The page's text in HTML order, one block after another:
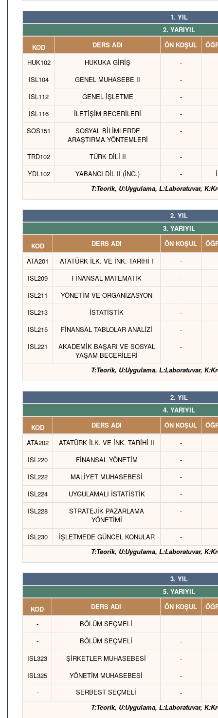
1. YIL
2. YARIYIL
KOD
DERS ADI ÖN KOŞUL
HUK102
HUKUKA GİRİŞ -
ISL104
GENEL MUHASEBE II -
ISL112
GENEL İŞLETME -
ISL116
İLETİŞİM BECERİLERİ -
SOS151
SOSYAL BİLİMLERDE
ARAŞTIRMA YÖNTEMLERİ
-
TRD102 TÜRK DİLİ II -
YDL102
YABANCI DİL II (İNG.) -
T:Teorik, U:Uygulama, L:Laboratuvar,
2. YIL
3. YARIYIL
KOD
DERS ADI ÖN KOŞUL
ATA201
ATATÜRK İLK. VE İNK. TARİHİ I -
ISL209
FİNANSAL MATEMATİK -
ISL211
YÖNETİM VE ORGANİZASYON -
ISL213
İSTATİSTİK -
ISL215
FİNANSAL TABLOLAR ANALİZİ -
ISL221
AKADEMİK BAŞARI VE SOSYAL
YAŞAM BECERİLERİ
-
T:Teorik, U:Uygulama, L:Laboratuvar,
2. YIL
4. YARIYIL
KOD
DERS ADI ÖN KOŞUL
ATA202
ATATÜRK İLK. VE İNK. TARİHİ II -
ISL220
FİNANSAL YÖNETİM -
ISL222
MALİYET MUHASEBESİ -
ISL224
UYGULAMALI İSTATİSTİK -
ISL228
STRATEJİK PAZARLAMA
YÖNETİMİ
-
ISL230 İŞLETMEDE GÜNCEL KONULAR -
T:Teorik, U:Uygulama, L:Laboratuvar,
3. YIL
5. YARIYIL
KOD
DERS ADI ÖN KOŞUL
-
BÖLÜM SEÇMELİ -
-
BÖLÜM SEÇMELİ -
ISL323
ŞİRKETLER MUHASEBESİ -
ISL325
YÖNETİM MUHASEBESİ -
-
SERBEST SEÇMELİ -
T:Teorik, U:Uygulama, L:Laboratuvar,